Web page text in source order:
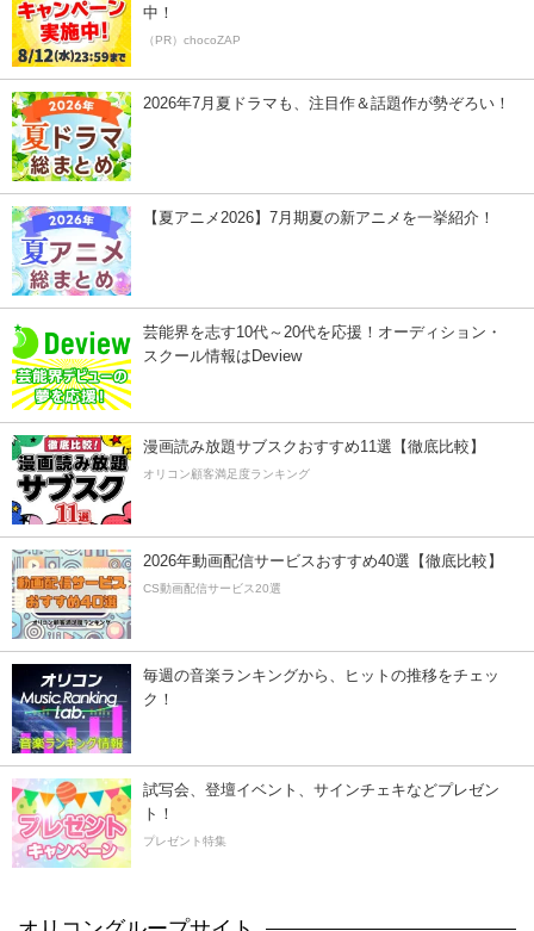
中！
（PR）chocoZAP
2026年7月夏ドラマも、注目作＆話題作が勢ぞろい！
【夏アニメ2026】7月期夏の新アニメを一挙紹介！
芸能界を志す10代～20代を応援！オーディション・
スクール情報はDeview
漫画読み放題サブスクおすすめ11選【徹底比較】
オリコン顧客満足度ランキング
2026年動画配信サービスおすすめ40選【徹底比較】
CS動画配信サービス20選
毎週の音楽ランキングから、ヒットの推移をチェッ
ク！
試写会、登壇イベント、サインチェキなどプレゼン
ト！
プレゼント特集